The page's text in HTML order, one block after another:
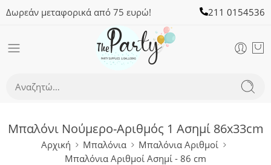
Δωρεάν μεταφορικά από 75 ευρώ! 211 0154536
Μπαλόνι Νούμερο-Αριθμός 1 Ασημί 86x33cm
Αρχική Μπαλόνια
Μπαλόνια Αριθμοί
Μπαλόνια Αριθμοί Ασημί - 86 cm